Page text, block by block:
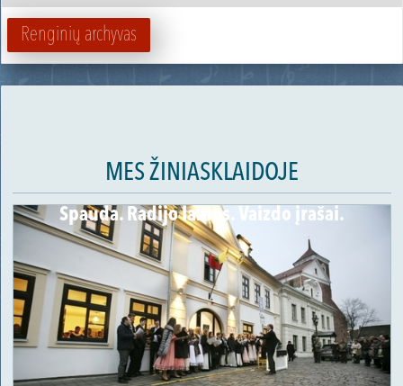
Renginių archyvas
MES ŽINIASKLAIDOJE
Spauda. Radijo laidos. Vaizdo įrašai.